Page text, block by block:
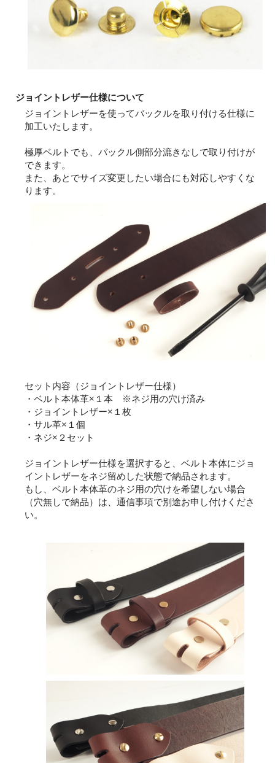
ジョイントレザー仕様について
ジョイントレザーを使ってバックルを取り付ける仕様に
加工いたします。
極厚ベルトでも、バックル側部分漉きなしで取り付けが
できます。
また、あとでサイズ変更したい場合にも対応しやすくな
ります。
セット内容（ジョイントレザー仕様）
・ベルト本体革×１本 ※ネジ用の穴け済み
・ジョイントレザー×１枚
・サル革×１個
・ネジ×２セット
ジョイントレザー仕様を選択すると、ベルト本体にジョ
イントレザーをネジ留めした状態で納品されます。
もし、ベルト本体革のネジ用の穴けを希望しない場合
（穴無しで納品）は、通信事項で別途お申し付けくださ
い。